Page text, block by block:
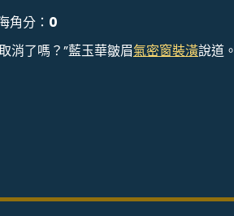
角分： 0
消了嗎？”藍玉華皺眉氣密窗裝潢說道。